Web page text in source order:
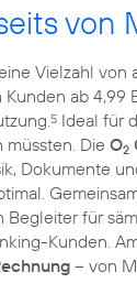
von
Vielzahl von
Kunden ab 4,99
5 Ideal für
müssten. Die O2
Dokumente
Begleiter für
Kunden.